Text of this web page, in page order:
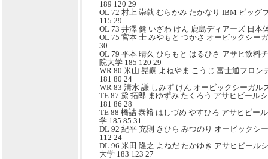
189 120 29
OL 72 村上 崇就 むらかみ たかなり IBM ビッグ
115 29
OL 73 井澤 健 いざわ けん 鹿島ディアーズ 日本
OL 75 宮本 士 みやもと つかさ オービックシー
30
OL 79 平本 晴久 ひらもと はるひさ アサヒ飲料
院大学 185 120 29
WR 80 米山 晃嗣 よねやま こうじ 富士通フロン
181 80 24
WR 83 清水 謙 しみず けん オービックシーガル
TE 87 黛 拓郎 まゆずみ たくろう アサヒビール
181 86 28
TE 88 橋詰 泰裕 はしづめ やすひろ アサヒビー
学 185 85 31
DL 92 紀平 充則 きひら みつのり オービックシ
112 24
DL 96 米田 隆之 よねだ たかゆき アサヒビール
大学 183 123 27